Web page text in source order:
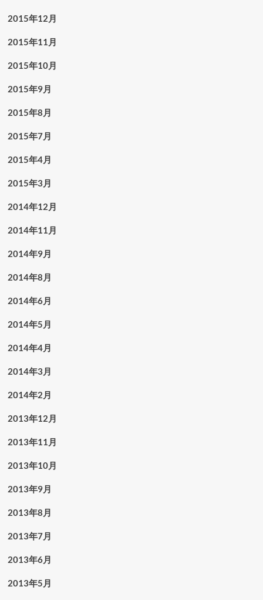
2015年12月
2015年11月
2015年10月
2015年9月
2015年8月
2015年7月
2015年4月
2015年3月
2014年12月
2014年11月
2014年9月
2014年8月
2014年6月
2014年5月
2014年4月
2014年3月
2014年2月
2013年12月
2013年11月
2013年10月
2013年9月
2013年8月
2013年7月
2013年6月
2013年5月